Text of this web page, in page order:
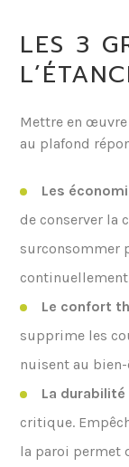
LES 3
Mettre en œuvre
au plafond
Les
de conserver la
surconsommer
Le confort
supprime les
nuisent au
La
critique.
la paroi permet